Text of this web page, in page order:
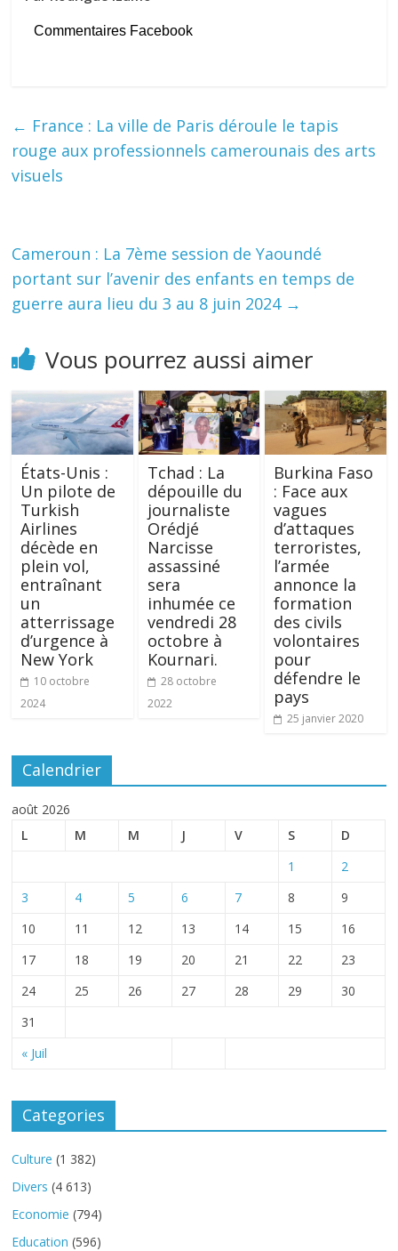
Commentaires Facebook
← France : La ville de Paris déroule le tapis
rouge aux professionnels camerounais des arts
visuels
Cameroun : La 7ème session de Yaoundé
portant sur l’avenir des enfants en temps de
guerre aura lieu du 3 au 8 juin 2024 →
Vous pourrez aussi aimer
États-Unis :
Un pilote de
Turkish
Airlines
décède en
plein vol,
entraînant
un
atterrissage
d’urgence à
New York
10 octobre
2024
Tchad : La
dépouille du
journaliste
Orédjé
Narcisse
assassiné
sera
inhumée ce
vendredi 28
octobre à
Kournari.
28 octobre
2022
Burkina Faso
: Face aux
vagues
d’attaques
terroristes,
l’armée
annonce la
formation
des civils
volontaires
pour
défendre le
pays
25 janvier 2020
Calendrier
août 2026
L
M M J V S D
« Juil
1
2
3
4 5 6 7 8
9
10
11 12 13 14 15
16
17
18 19 20 21 22
23
24
25 26 27 28 29
30
31
Categories
Culture (1 382)
Divers (4 613)
Economie (794)
Education (596)